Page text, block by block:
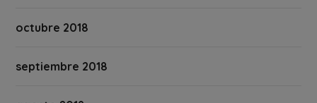
octubre 2018
septiembre 2018